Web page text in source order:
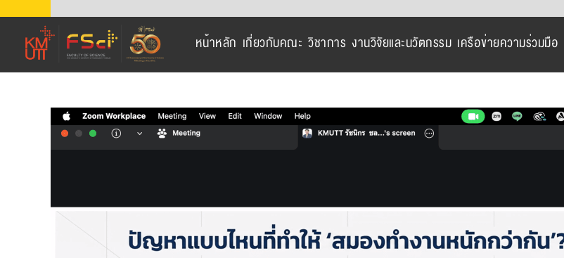
content
หน้าหลัก เกี่ยวกับคณะ วิชาการ งานวิจัยและนวัตกรรม เครือข่ายความร่วมมือ